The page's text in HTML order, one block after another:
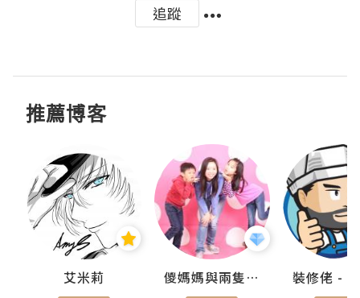
追蹤
推薦博客
艾米莉 儍媽媽與兩隻小魔怪之家